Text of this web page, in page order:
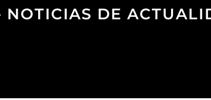
NOTICIAS DE